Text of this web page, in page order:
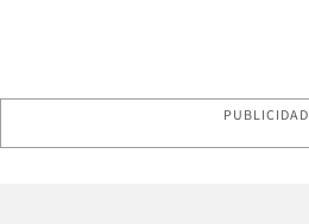
PUBLICIDAD